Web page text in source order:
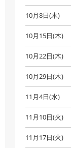
10月8日(木)
10月15日(木)
10月22日(木)
10月29日(木)
11月4日(水)
11月10日(火)
11月17日(火)